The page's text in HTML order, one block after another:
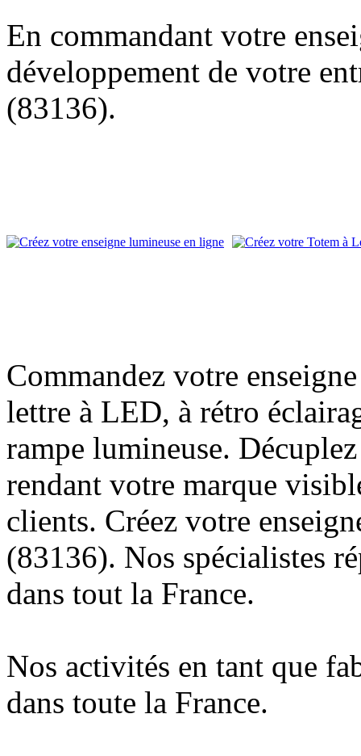
En commandant votre
développement de votre
(83136).
Commandez votre
lettre à LED, à rétro
rampe lumineuse.
rendant votre marque
clients. Créez votre
(83136). Nos spécialistes
dans tout la France.
Nos activités en tant que
dans toute la France.